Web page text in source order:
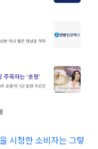
시청한 소비자는 그렇